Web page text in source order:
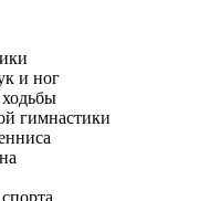
и ног
гимнастики